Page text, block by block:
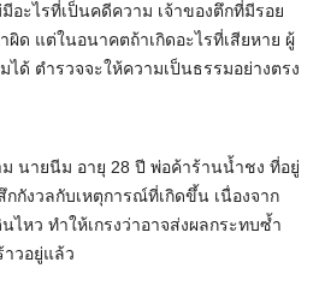
อะไรที่เป็นคดีความ เจ้าของตึกที่มีรอย
ผิด แต่ในอนาคตถ้าเกิดอะไรที่เสียหาย ผู้
ได้ ตำรวจจะให้ความเป็นธรรมอย่างตรง
นายนีม อายุ 28 ปี พ่อค้าร้านน้ำชง ที่อยู่
กกังวลกับเหตุการณ์ที่เกิดขึ้น เนื่องจาก
ไหว ทำให้เกรงว่าอาจส่งผลกระทบซ้ำ
าวอยู่แล้ว